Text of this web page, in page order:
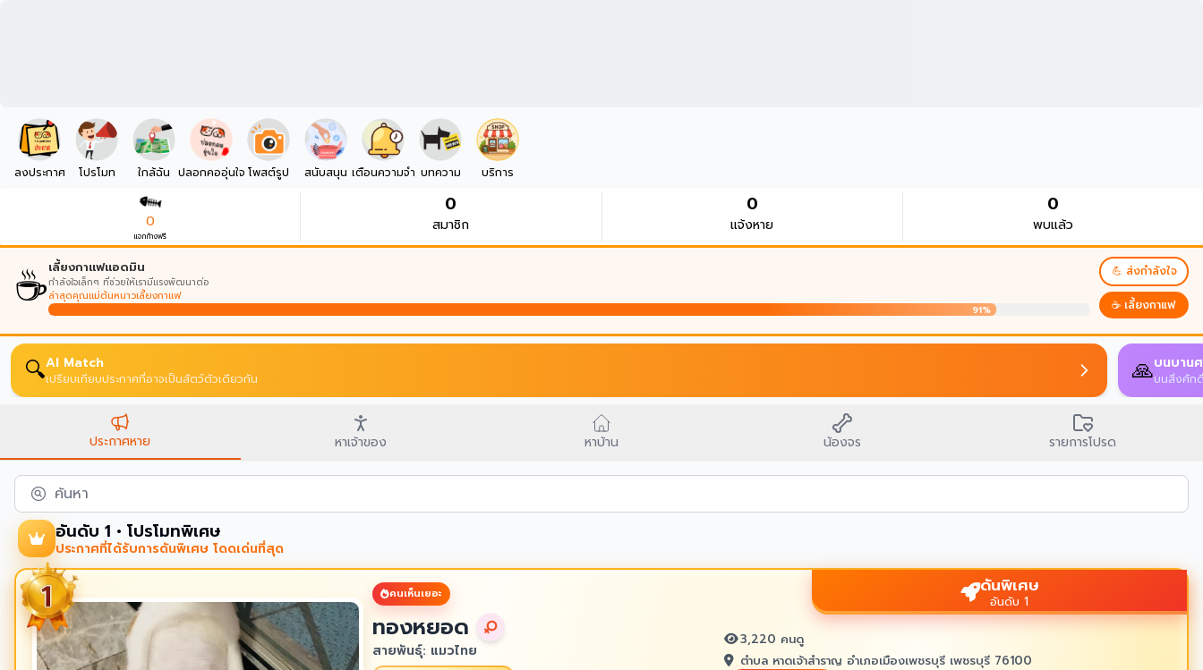
ลงประกาศ โปรโมท ใกล้ฉัน ปลอกคออุ่นใจ โพสต์รูป สนับสนุน เตือนความจำ บทความ บริการ
0
แจกก้างฟรี
0
สมาชิก
0
แจ้งหาย
0
พบแล้ว
☕เลี้ยงกาแฟแอดมิน
กำลังใจเล็กๆ ที่ช่วยให้เรามีแรงพัฒนาต่อ
ล่าสุดคุณแม่ต้นหนาวเลี้ยงกาแฟ
91%
💪 ส่งกำลังใจ
☕ เลี้ยงกาแฟ
🔍AI Match
เปรียบเทียบประกาศที่อาจเป็นสัตว์ตัวเดียวกัน 🙏บนบาน
บนสิ่งศัก
ประกาศหาย หาเจ้าของ หาบ้าน น้องจร รายการโปรด
ค้นหา
อันดับ 1 • โปรโมทพิเศษ
ประกาศที่ได้รับการดันพิเศษ โดดเด่นที่สุด
คนเห็นเยอะ
ทองหยอด
สายพันธุ์: แมวไทย
ดันพิเศษ
อันดับ 1
3,220 คนดู
ตำบล หาดเจ้าสำราญ อำเภอเมืองเพชรบุรี เพชรบุรี 76100